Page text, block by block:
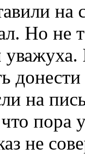
на
Но не
донести
на
пора
не